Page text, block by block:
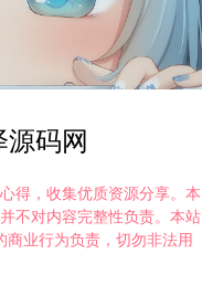
源码网
得，收集优质资源分享。本
不对内容完整性负责。本站
商业行为负责，切勿非法用